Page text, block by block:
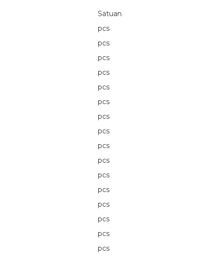
Satuan
pcs
pcs
pcs
pcs
pcs
pcs
pcs
pcs
pcs
pcs
pcs
pcs
pcs
pcs
pcs
pcs